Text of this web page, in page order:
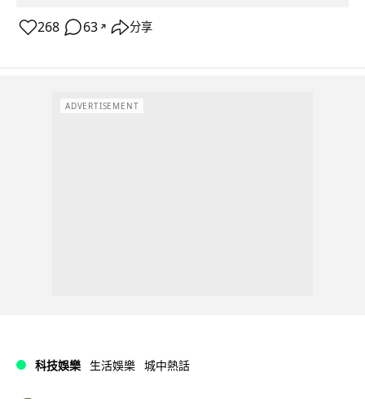
268 63 ↗ 分享
ADVERTISEMENT
科技娛樂 生活娛樂 城中熱話